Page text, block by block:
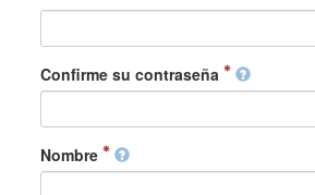
Confirme su contraseña
Nombre